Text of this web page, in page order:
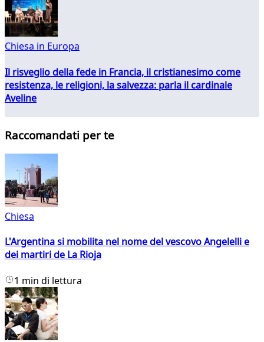
Chiesa in Europa
Il risveglio della fede in Francia, il cristianesimo come
resistenza, le religioni, la salvezza: parla il cardinale
Aveline
Raccomandati per te
Chiesa
L'Argentina si mobilita nel nome del vescovo Angelelli e
dei martiri de La Rioja
1 min di lettura